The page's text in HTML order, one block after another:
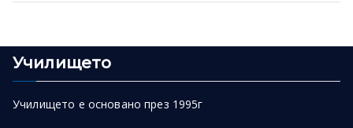
Училището
Училището е основано през 1995г